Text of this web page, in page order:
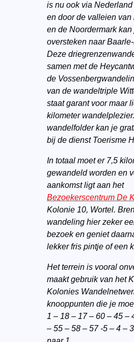
is nu ook via
en door de valleien van
en de Noordermark
oversteken naar
Deze
samen met de
de
van de wandeltriple
staat garant voor maar
kilometer
wandelfolder kan je
bij de dienst Toerisme
In totaal moet er 7,5
gewandeld worden en
aankomst ligt aan het
Bezoekerscentrum De
Kolonie 10, Wortel.
wandeling hier zeker
bezoek en geniet
lekker fris pintje of een
Het terrein is vooral
maakt gebruik van het
Kolonies
knooppunten die je
1 – 18 – 17 – 60 – 45 –
– 55 – 58 – 57 -5 – 4 –